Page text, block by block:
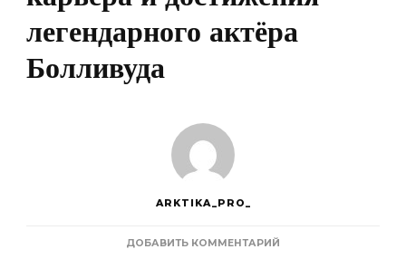
легендарного актёра
Болливуда
ARKTIKA_PRO_
ДОБАВИТЬ КОММЕНТАРИЙ